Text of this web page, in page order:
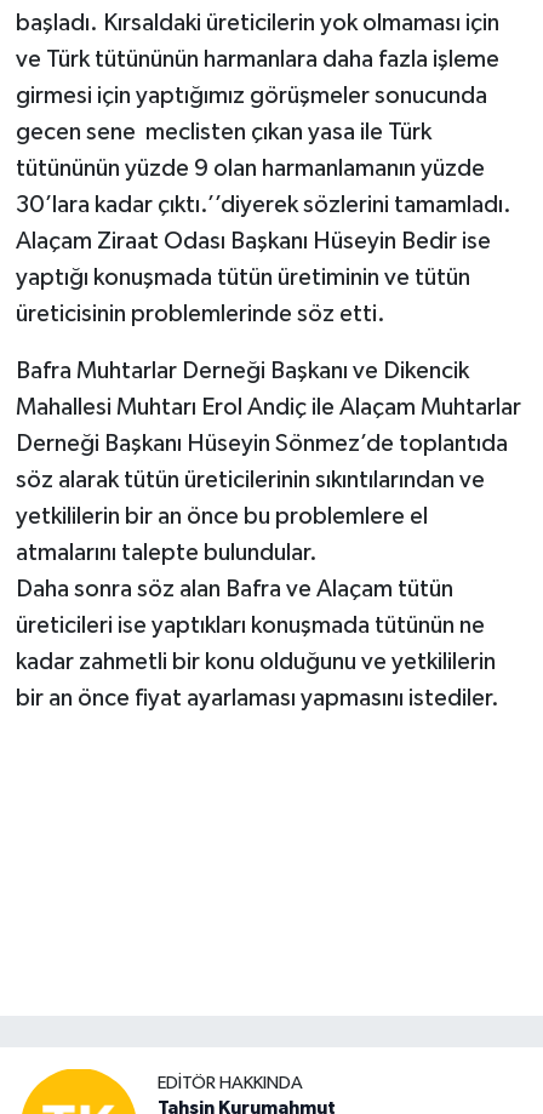
başladı. Kırsaldaki üreticilerin yok olmaması için
ve Türk tütününün harmanlara daha fazla işleme
girmesi için yaptığımız görüşmeler sonucunda
gecen sene meclisten çıkan yasa ile Türk
tütününün yüzde 9 olan harmanlamanın yüzde
30’lara kadar çıktı.’’diyerek sözlerini tamamladı.
Alaçam Ziraat Odası Başkanı Hüseyin Bedir ise
yaptığı konuşmada tütün üretiminin ve tütün
üreticisinin problemlerinde söz etti.
Bafra Muhtarlar Derneği Başkanı ve Dikencik
Mahallesi Muhtarı Erol Andiç ile Alaçam Muhtarlar
Derneği Başkanı Hüseyin Sönmez’de toplantıda
söz alarak tütün üreticilerinin sıkıntılarından ve
yetkililerin bir an önce bu problemlere el
atmalarını talepte bulundular.
Daha sonra söz alan Bafra ve Alaçam tütün
üreticileri ise yaptıkları konuşmada tütünün ne
kadar zahmetli bir konu olduğunu ve yetkililerin
bir an önce fiyat ayarlaması yapmasını istediler.
EDITÖR HAKKINDA
Tahsin Kurumahmut